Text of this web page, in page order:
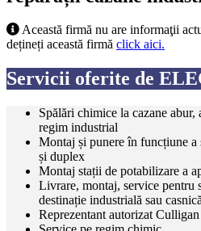
Această firmă nu are informaţii
dețineți această firmă click aici.
Servicii oferite de
Spălări chimice la cazane
regim industrial
Montaj și punere în funcțiune
și duplex
Montaj stații de potabilizare a
Livrare, montaj, service pentru
destinație industrială sau
Reprezentant autorizat